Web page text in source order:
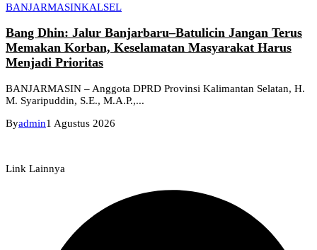
BANJARMASINKALSEL
Bang Dhin: Jalur Banjarbaru–Batulicin Jangan Terus
Memakan Korban, Keselamatan Masyarakat Harus
Menjadi Prioritas
BANJARMASIN – Anggota DPRD Provinsi Kalimantan Selatan, H.
M. Syaripuddin, S.E., M.A.P.,...
Byadmin1 Agustus 2026
Link Lainnya